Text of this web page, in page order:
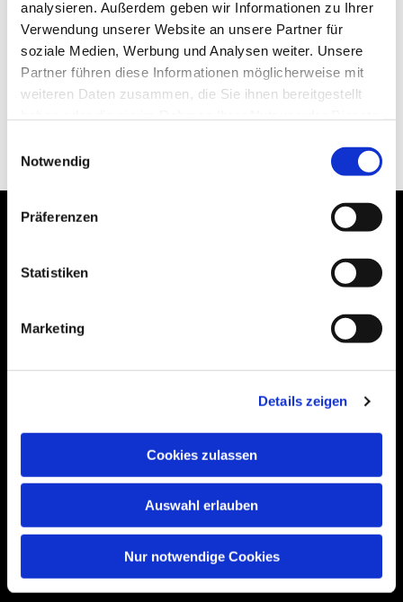
analysieren. Außerdem geben wir Informationen zu Ihrer
Verwendung unserer Website an unsere Partner für
soziale Medien, Werbung und Analysen weiter. Unsere
Partner führen diese Informationen möglicherweise mit
weiteren Daten zusammen, die Sie ihnen bereitgestellt
Notwendig
Präferenzen
Statistiken
Marketing
Details zeigen
Cookies zulassen
Auswahl erlauben
Nur notwendige Cookies
Bitte akzeptieren Sie Marketing-Cookies,
Accept cookies